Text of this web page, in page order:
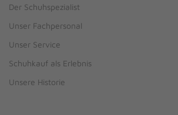
Der Schuhspezialist
Unser Fachpersonal
Unser Service
Schuhkauf als Erlebnis
Unsere Historie